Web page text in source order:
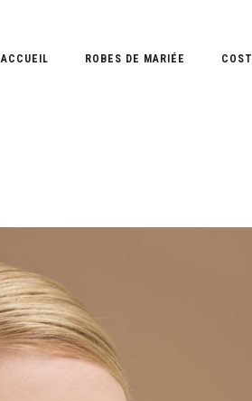
ACCUEIL ROBES DE MARIÉE